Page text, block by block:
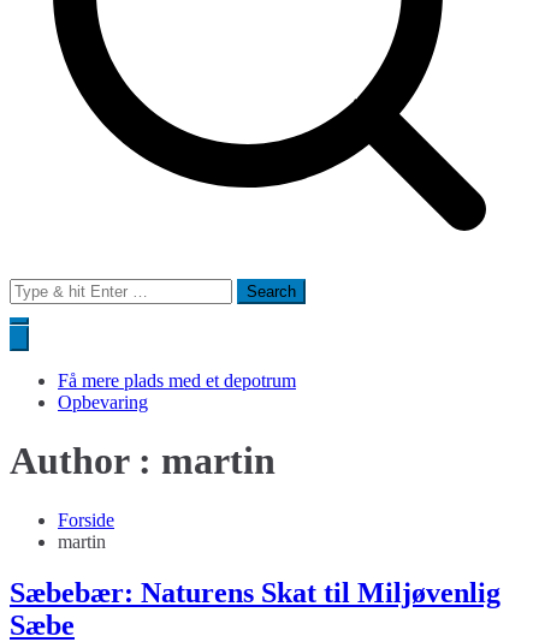
Search
for:
Få mere plads med et depotrum
Opbevaring
Author : martin
Forside
martin
Sæbebær: Naturens Skat til Miljøvenlig
Sæbe